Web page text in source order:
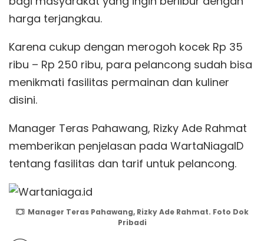
harga terjangkau.
Karena cukup dengan merogoh kocek Rp 35
ribu – Rp 250 ribu, para pelancong sudah bisa
menikmati fasilitas permainan dan kuliner
disini.
Manager Teras Pahawang, Rizky Ade Rahmat
memberikan penjelasan pada WartaNiagaID
tentang fasilitas dan tarif untuk pelancong.
Manager Teras Pahawang, Rizky Ade Rahmat. Foto Dok
Pribadi